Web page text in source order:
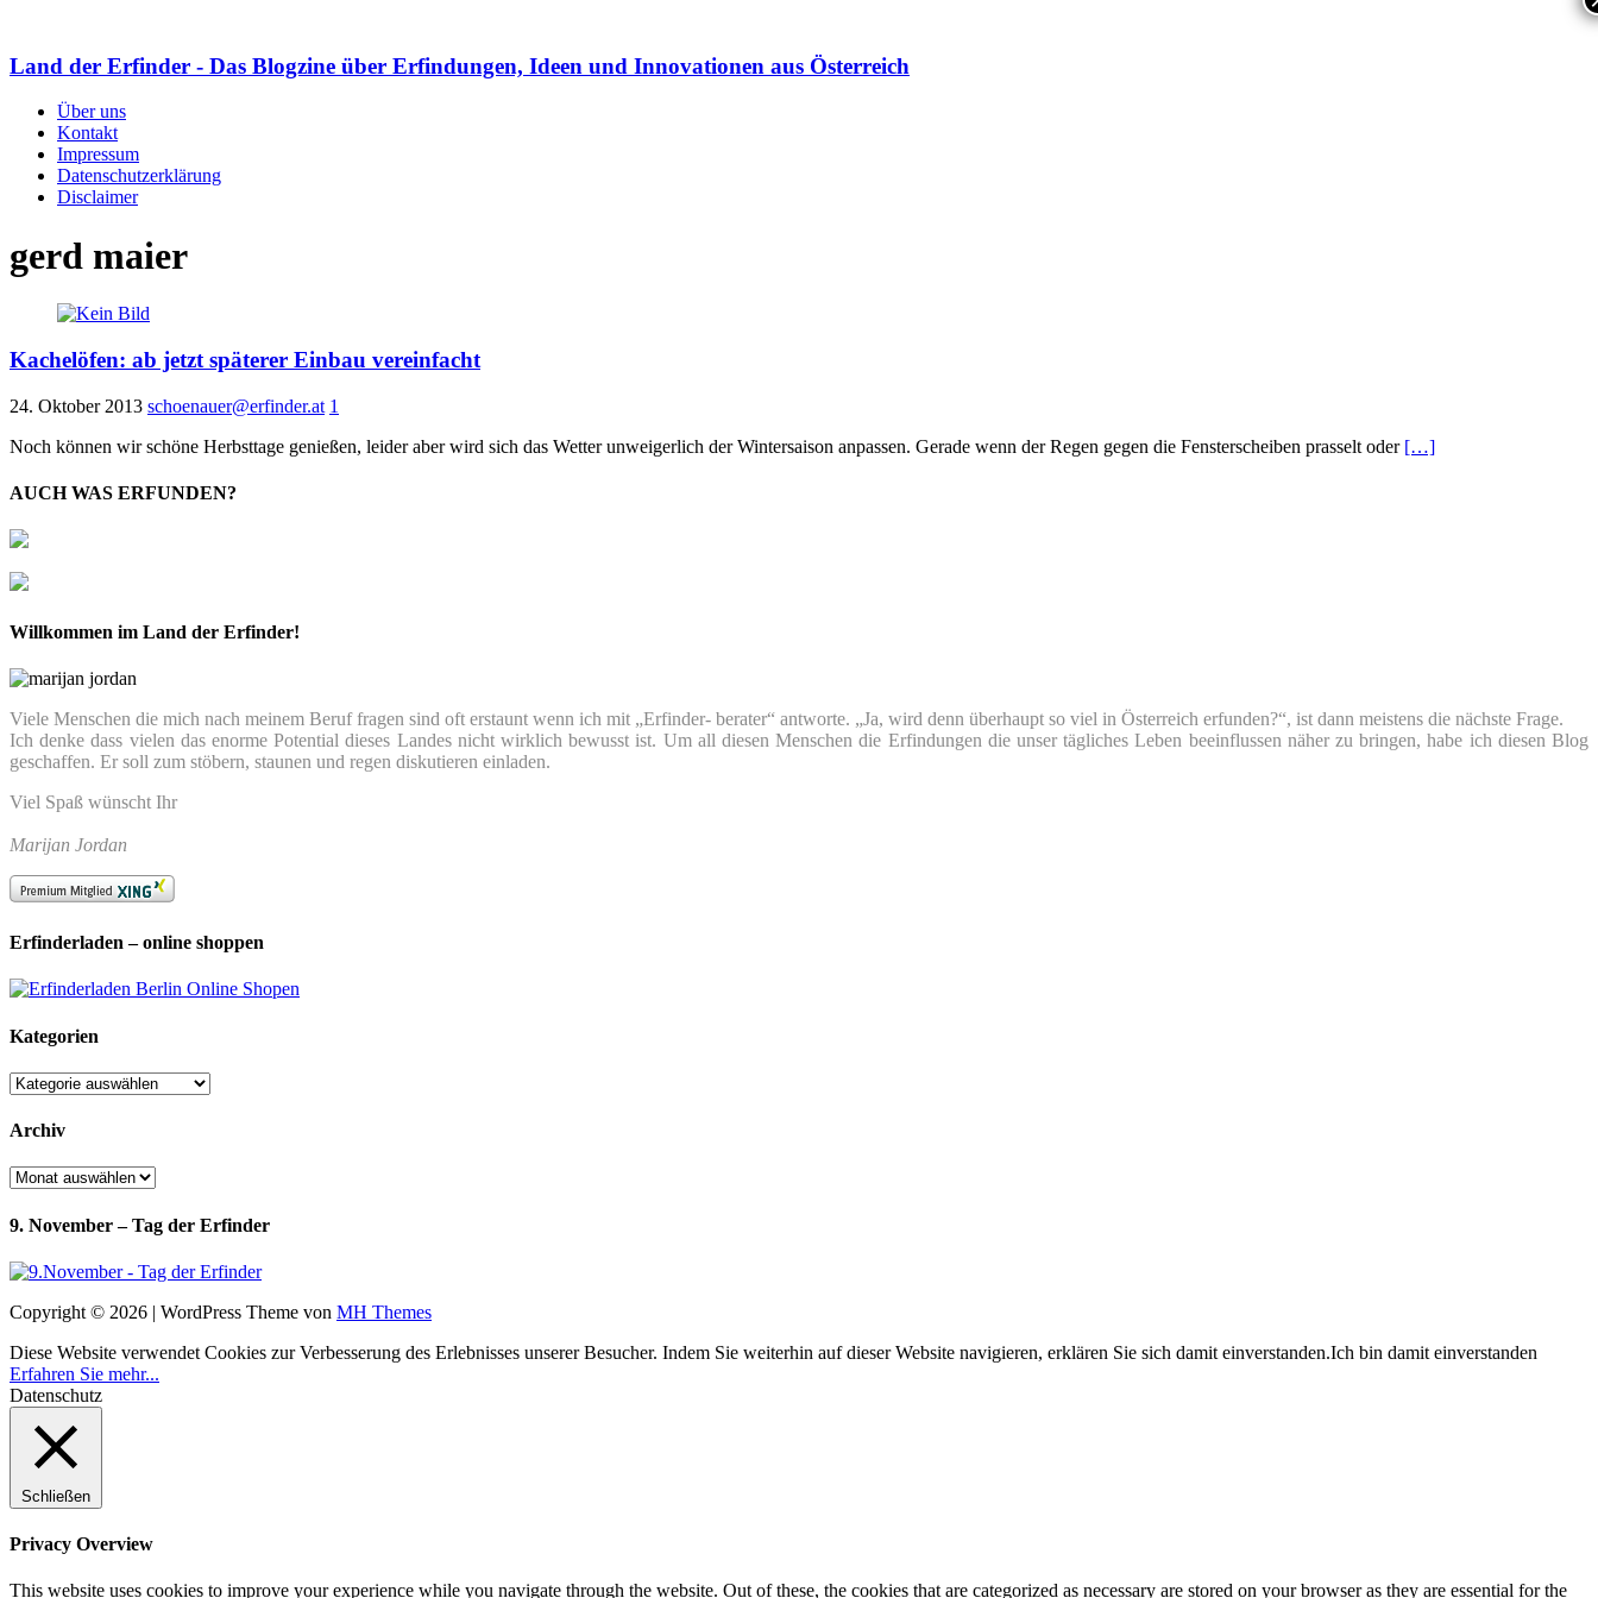
Land der Erfinder - Das Blogzine über Erfindungen, Ideen und Innovationen aus Österreich
Über uns
Kontakt
Impressum
Datenschutzerklärung
Disclaimer
gerd maier
Kachelöfen: ab jetzt späterer Einbau vereinfacht
24. Oktober 2013 schoenauer@erfinder.at 1
Noch können wir schöne Herbsttage genießen, leider aber wird sich das Wetter unweigerlich der Wintersaison anpassen. Gerade wenn der Regen gegen die Fensterscheiben prasselt oder […]
AUCH WAS ERFUNDEN?
Willkommen im Land der Erfinder!
Viele Menschen die mich nach meinem Beruf fragen sind oft erstaunt wenn ich mit „Erfinder- berater“ antworte. „Ja, wird denn überhaupt so viel in Österreich erfunden?“, ist dann meistens die nächste Frage.
Ich denke dass vielen das enorme Potential dieses Landes nicht wirklich bewusst ist. Um all diesen Menschen die Erfindungen die unser tägliches Leben beeinflussen näher zu bringen, habe ich diesen Blog
geschaffen. Er soll zum stöbern, staunen und regen diskutieren einladen.
Viel Spaß wünscht Ihr
Marijan Jordan
Erfinderladen – online shoppen
Kategorien
Kategorien
Archiv
Archiv
9. November – Tag der Erfinder
Copyright © 2026 | WordPress Theme von MH Themes
Diese Website verwendet Cookies zur Verbesserung des Erlebnisses unserer Besucher. Indem Sie weiterhin auf dieser Website navigieren, erklären Sie sich damit einverstanden.Ich bin damit einverstanden
Erfahren Sie mehr...
Datenschutz
Schließen
Privacy Overview
This website uses cookies to improve your experience while you navigate through the website. Out of these, the cookies that are categorized as necessary are stored on your browser as they are essential for the